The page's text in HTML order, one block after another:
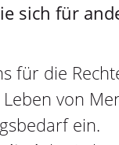
sich für
für die
von
ein.